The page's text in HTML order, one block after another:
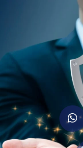
ANASAYFA
HİZMETLERİMİZ
HAKKIMIZDA
KURUMSAL